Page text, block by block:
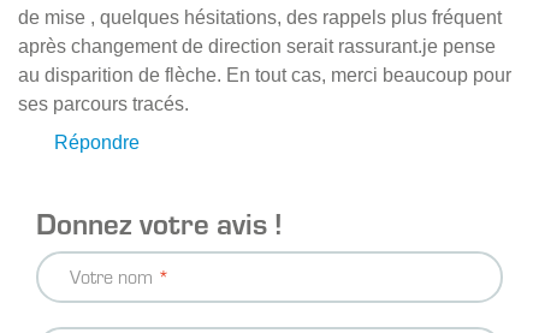
de mise , quelques hésitations, des rappels plus fréquent
après changement de direction serait rassurant.je pense
au disparition de flèche. En tout cas, merci beaucoup pour
ses parcours tracés.
Répondre
Donnez votre avis !
Votre nom